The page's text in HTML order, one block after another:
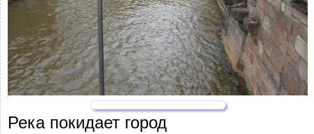
Река покидает город